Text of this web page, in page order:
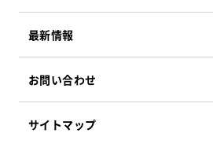
インフラソリューション
システム運用・保守サービス
決算公告
組織図
CSRへの取り組み
アクセスマップ
新卒採用募集要項
キャリア採用募集要項
キャリア採用エントリーフォーム
最新情報
お問い合わせ
サイトマップ